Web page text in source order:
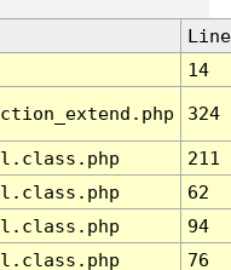
Line
14
324
211
62
94
76